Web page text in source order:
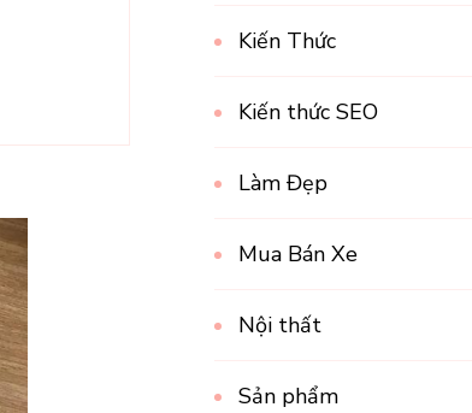
Kiến Thức
Kiến thức SEO
Làm Đẹp
Mua Bán Xe
Nội thất
Sản phẩm